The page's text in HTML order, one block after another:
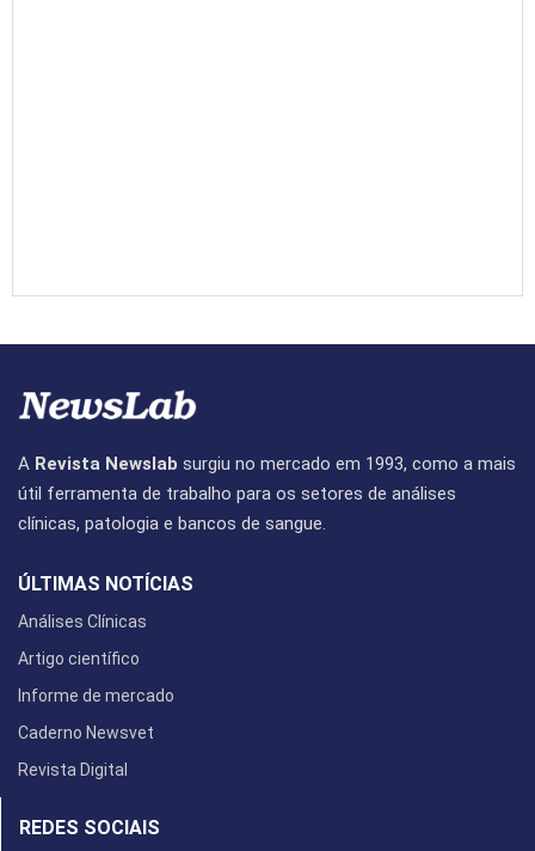
A Revista Newslab surgiu no mercado em 1993, como a mais
útil ferramenta de trabalho para os setores de análises
clínicas, patologia e bancos de sangue.
ÚLTIMAS NOTÍCIAS
Análises Clínicas
Artigo científico
Informe de mercado
Caderno Newsvet
Revista Digital
REDES SOCIAIS